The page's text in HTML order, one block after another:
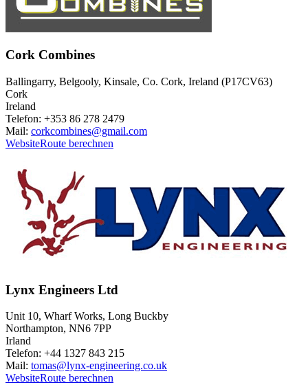
Cork Combines
Ballingarry, Belgooly, Kinsale, Co. Cork, Ireland (P17CV63)
Cork
Ireland
Telefon: +353 86 278 2479
Mail: corkcombines@gmail.com
WebsiteRoute berechnen
Lynx Engineers Ltd
Unit 10, Wharf Works, Long Buckby
Northampton, NN6 7PP
Irland
Telefon: +44 1327 843 215
Mail: tomas@lynx-engineering.co.uk
WebsiteRoute berechnen